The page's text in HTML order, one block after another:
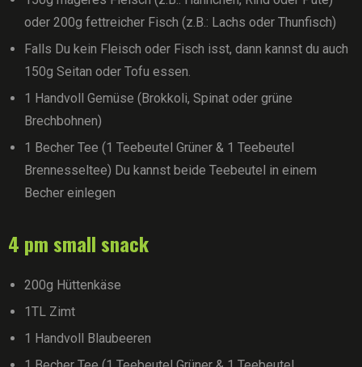
oder 200g fettreicher Fisch (z.B.: Lachs oder Thunfisch)
Falls Du kein Fleisch oder Fisch isst, dann kannst du auch
150g Seitan oder Tofu essen.
1 Handvoll Gemüse (Brokkoli, Spinat oder grüne
Brechbohnen)
1 Becher Tee (1 Teebeutel Grüner & 1 Teebeutel
Brennesseltee) Du kannst beide Teebeutel in einem
Becher einlegen
4 pm small snack
200g Hüttenkäse
1TL Zimt
1 Handvoll Blaubeeren